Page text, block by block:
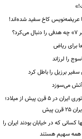
عریضه‌نویس کاخ سفید شده‌اند!
را لرزاند
سفیر برزیل را باطل کرد
آتش می‌سوزد
گستره امپراتوری ایران در ۵ قرن پیش از میلاد؛
پیش
کسانی که در خیابان بودند ایران را
همه سهیم هستند